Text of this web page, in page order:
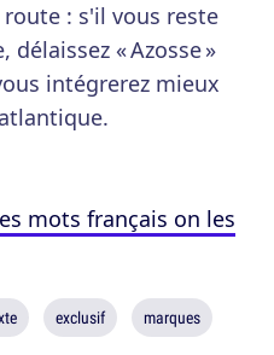
: s'il vous reste
« Azosse »
intégrerez mieux
mots français on les
exclusif marques